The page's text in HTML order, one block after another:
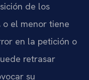
de los
o el menor tiene
en la petición o
retrasar
su